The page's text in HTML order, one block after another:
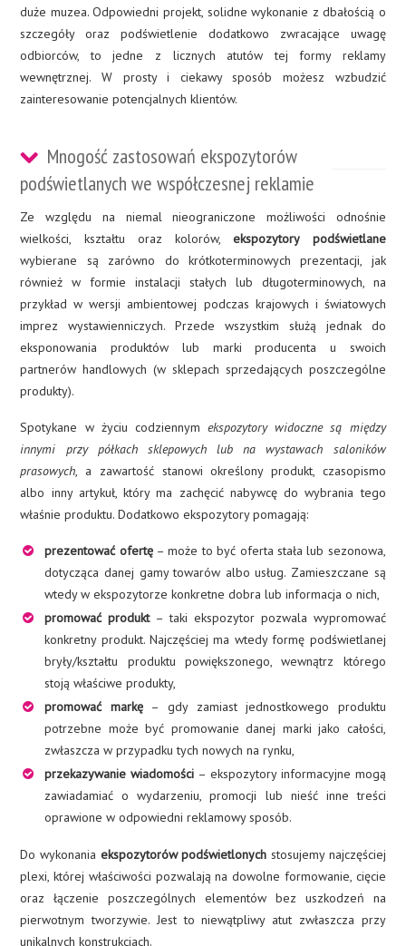
duże muzea. Odpowiedni projekt, solidne wykonanie z dbałością o
szczegóły oraz podświetlenie dodatkowo zwracające uwagę
odbiorców, to jedne z licznych atutów tej formy reklamy
wewnętrznej. W prosty i ciekawy sposób możesz wzbudzić
zainteresowanie potencjalnych klientów.
Mnogość zastosowań ekspozytorów
podświetlanych we współczesnej reklamie
Ze względu na niemal nieograniczone możliwości odnośnie
wielkości, kształtu oraz kolorów,ekspozytory podświetlane
wybierane są zarówno do krótkoterminowych prezentacji, jak
również w formie instalacji stałych lub długoterminowych, na
przykład w wersji ambientowej podczas krajowych i światowych
imprez wystawienniczych. Przede wszystkim służą jednak do
eksponowania produktów lub marki producenta u swoich
partnerów handlowych (w sklepach sprzedających poszczególne
produkty).
Spotykane w życiu codziennymekspozytory widoczne są między
innymi przy półkach sklepowych lub na wystawach saloników
prasowych, a zawartość stanowi określony produkt, czasopismo
albo inny artykuł, który ma zachęcić nabywcę do wybrania tego
właśnie produktu. Dodatkowo ekspozytory pomagają:
prezentować ofertę– może to być oferta stała lub sezonowa,
dotycząca danej gamy towarów albo usług. Zamieszczane są
wtedy w ekspozytorze konkretne dobra lub informacja o nich,
promować produkt– taki ekspozytor pozwala wypromować
konkretny produkt. Najczęściej ma wtedy formę podświetlanej
bryły/kształtu produktu powiększonego, wewnątrz którego
stoją właściwe produkty,
promować markę– gdy zamiast jednostkowego produktu
potrzebne może być promowanie danej marki jako całości,
zwłaszcza w przypadku tych nowych na rynku,
przekazywanie wiadomości – ekspozytory informacyjne mogą
zawiadamiać o wydarzeniu, promocji lub nieść inne treści
oprawione w odpowiedni reklamowy sposób.
Do wykonania ekspozytorów podświetlonych stosujemy najczęściej
plexi, której właściwości pozwalają na dowolne formowanie, cięcie
oraz łączenie poszczególnych elementów bez uszkodzeń na
pierwotnym tworzywie. Jest to niewątpliwy atut zwłaszcza przy
unikalnych konstrukcjach.